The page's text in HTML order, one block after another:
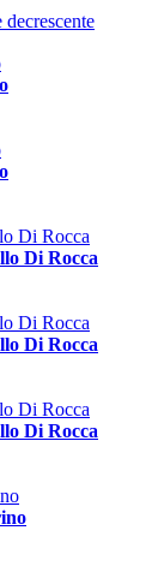
Di Rocca
Di Rocca
Di Rocca